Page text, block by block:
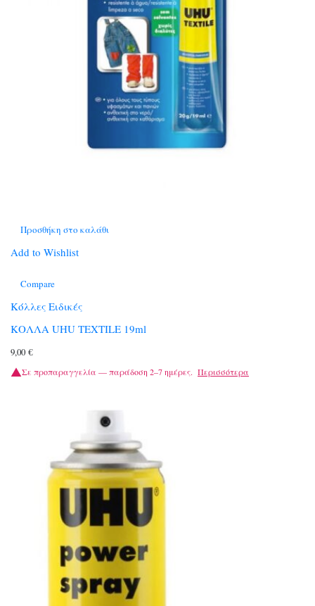
Προσθήκη στο καλάθι
Add to Wishlist
Compare
Κόλλες Ειδικές
ΚΟΛΛΑ UHU TEXTILE 19ml
9,00 €
Σε προπαραγγελία — παράδοση 2–7 ημέρες. Περισσότερα